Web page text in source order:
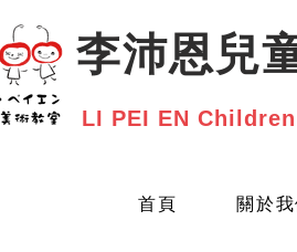
李沛恩兒
LI PEI EN
首頁 關於我